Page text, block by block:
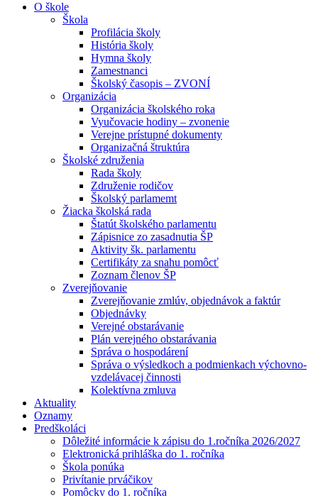
O škole
Škola
Profilácia školy
História školy
Hymna školy
Zamestnanci
Školský časopis – ZVONÍ
Organizácia
Organizácia školského roka
Vyučovacie hodiny – zvonenie
Verejne prístupné dokumenty
Organizačná štruktúra
Školské združenia
Rada školy
Združenie rodičov
Školský parlamemt
Žiacka školská rada
Štatút školského parlamentu
Zápisnice zo zasadnutia ŠP
Aktivity šk. parlamentu
Certifikáty za snahu pomôcť
Zoznam členov ŠP
Zverejňovanie
Zverejňovanie zmlúv, objednávok a faktúr
Objednávky
Verejné obstarávanie
Plán verejného obstarávania
Správa o hospodárení
Správa o výsledkoch a podmienkach výchovno-
vzdelávacej činnosti
Kolektívna zmluva
Aktuality
Oznamy
Predškoláci
Dôležité informácie k zápisu do 1.ročníka 2026/2027
Elektronická prihláška do 1. ročníka
Škola ponúka
Privítanie prváčikov
Pomôcky do 1. ročníka